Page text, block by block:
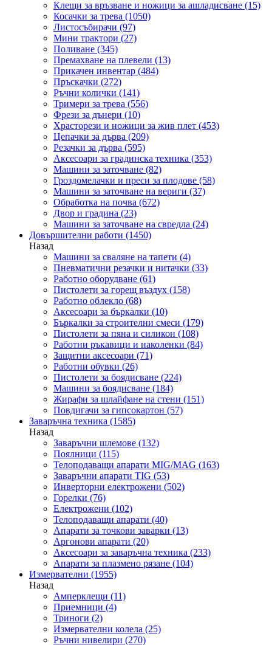
Клещи за връзване и ножици за ашладисване (15)
Косачки за трева (1050)
Листосъбирачи (97)
Мини трактори (27)
Поливане (345)
Премахване на плевели (13)
Прикачен инвентар (484)
Пръскачки (272)
Ръчни колички (141)
Тримери за трева (556)
Фрези за дънери (10)
Храсторези и ножици за жив плет (453)
Цепачки за дърва (209)
Резачки за дърва (595)
Аксесоари за градинска техника (353)
Машини за заточване (82)
Гроздомелачки и преси за плодове (58)
Машини за заточване на вериги (37)
Обработка на почва (672)
Двор и градина (23)
Машини за заточване на свредла (24)
Довършителни работи (1450)
Назад
Машини за сваляне на тапети (4)
Пневматични резачки и нитачки (33)
Работно оборудване (61)
Пистолети за горещ въздух (158)
Работно облекло (68)
Аксесоари за бъркалки (10)
Бъркалки за строителни смеси (179)
Пистолети за пяна и силикон (108)
Работни ръкавици и наколенки (84)
Защитни аксесоари (71)
Работни обувки (26)
Пистолети за боядисване (224)
Машини за боядисване (184)
Жирафи за шлайфане на стени (151)
Повдигачи за гипсокартон (57)
Заваръчна техника (1585)
Назад
Заваръчни шлемове (132)
Поялници (115)
Телоподаващи апарати MIG/MAG (163)
Заваръчни апарати TIG (53)
Инверторни електрожени (502)
Горелки (76)
Електрожени (102)
Телоподаващи апарати (40)
Апарати за точкови заварки (13)
Аргонови апарати (20)
Аксесоари за заваръчна техника (233)
Апарати за плазмено рязане (104)
Измервателни (1955)
Назад
Амперклещи (11)
Приемници (4)
Триноги (2)
Измервателни колела (25)
Ръчни нивелири (270)